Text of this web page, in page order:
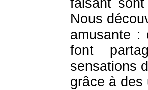
Nous
amusante :
font
sensations
grâce à des